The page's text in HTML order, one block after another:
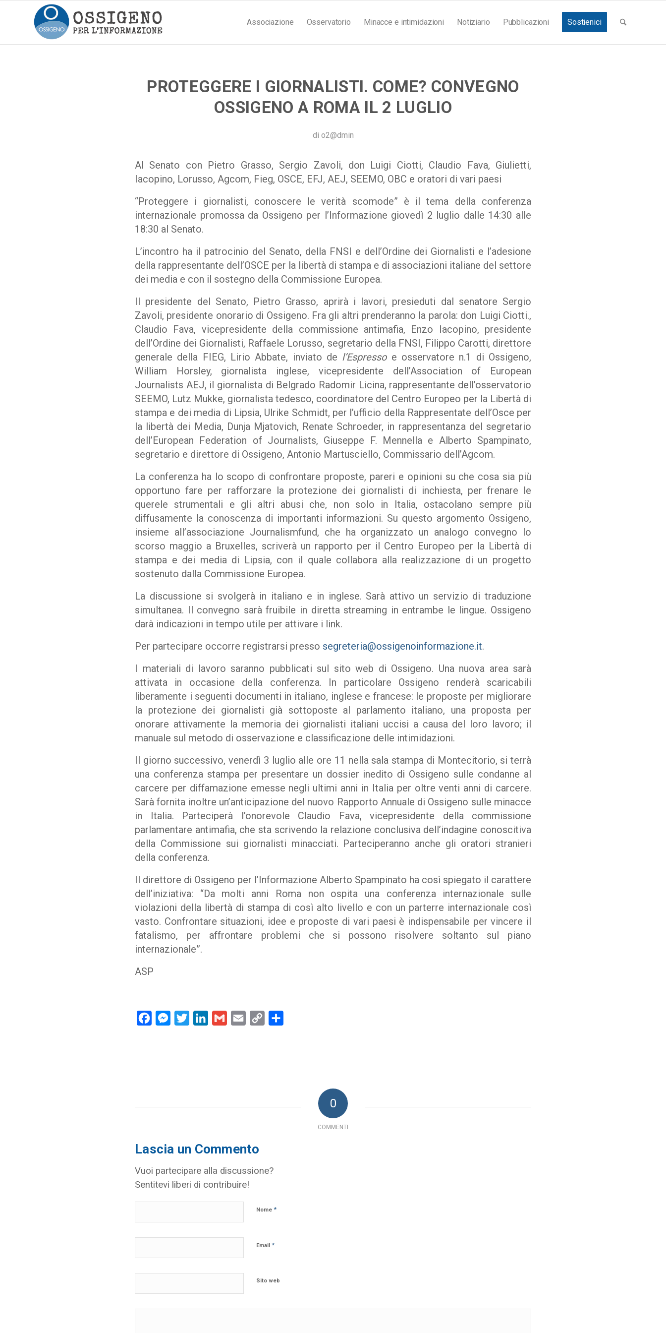
Associazione Osservatorio Minacce e intimidazioni Notiziario Pubblicazioni Sostienici
PROTEGGERE I GIORNALISTI. COME? CONVEGNO
OSSIGENO A ROMA IL 2 LUGLIO
di o2@dmin
Al Senato con Pietro Grasso, Sergio Zavoli, don Luigi Ciotti, Claudio Fava, Giulietti,
Iacopino, Lorusso, Agcom, Fieg, OSCE, EFJ, AEJ, SEEMO, OBC e oratori di vari paesi
“Proteggere i giornalisti, conoscere le verità scomode” è il tema della conferenza
internazionale promossa da Ossigeno per l’Informazione giovedì 2 luglio dalle 14:30 alle
18:30 al Senato.
L’incontro ha il patrocinio del Senato, della FNSI e dell’Ordine dei Giornalisti e l’adesione
della rappresentante dell’OSCE per la libertà di stampa e di associazioni italiane del settore
dei media e con il sostegno della Commissione Europea.
Il presidente del Senato, Pietro Grasso, aprirà i lavori, presieduti dal senatore Sergio
Zavoli, presidente onorario di Ossigeno. Fra gli altri prenderanno la parola: don Luigi Ciotti.,
Claudio Fava, vicepresidente della commissione antimafia, Enzo Iacopino, presidente
dell’Ordine dei Giornalisti, Raffaele Lorusso, segretario della FNSI, Filippo Carotti, direttore
generale della FIEG, Lirio Abbate, inviato de l’Espressoe osservatore n.1 di Ossigeno,
William Horsley, giornalista inglese, vicepresidente dell’Association of European
Journalists AEJ, il giornalista di Belgrado Radomir Licina, rappresentante dell’osservatorio
SEEMO, Lutz Mukke, giornalista tedesco, coordinatore del Centro Europeo per la Libertà di
stampa e dei media di Lipsia, Ulrike Schmidt, per l’ufficio della Rappresentate dell’Osce per
la libertà dei Media, Dunja Mjatovich, Renate Schroeder, in rappresentanza del segretario
dell’European Federation of Journalists, Giuseppe F. Mennella e Alberto Spampinato,
segretario e direttore di Ossigeno, Antonio Martusciello, Commissario dell’Agcom.
La conferenza ha lo scopo di confrontare proposte, pareri e opinioni su che cosa sia più
opportuno fare per rafforzare la protezione dei giornalisti di inchiesta, per frenare le
querele strumentali e gli altri abusi che, non solo in Italia, ostacolano sempre più
diffusamente la conoscenza di importanti informazioni. Su questo argomento Ossigeno,
insieme all’associazione Journalismfund, che ha organizzato un analogo convegno lo
scorso maggio a Bruxelles, scriverà un rapporto per il Centro Europeo per la Libertà di
stampa e dei media di Lipsia, con il quale collabora alla realizzazione di un progetto
sostenuto dalla Commissione Europea.
La discussione si svolgerà in italiano e in inglese. Sarà attivo un servizio di traduzione
simultanea. Il convegno sarà fruibile in diretta streaming in entrambe le lingue. Ossigeno
darà indicazioni in tempo utile per attivare i link.
Per partecipare occorre registrarsi presso segreteria@ossigenoinformazione.it.
I materiali di lavoro saranno pubblicati sul sito web di Ossigeno. Una nuova area sarà
attivata in occasione della conferenza. In particolare Ossigeno renderà scaricabili
liberamente i seguenti documenti in italiano, inglese e francese: le proposte per migliorare
la protezione dei giornalisti già sottoposte al parlamento italiano, una proposta per
onorare attivamente la memoria dei giornalisti italiani uccisi a causa del loro lavoro; il
manuale sul metodo di osservazione e classificazione delle intimidazioni.
Il giorno successivo, venerdì 3 luglio alle ore 11 nella sala stampa di Montecitorio, si terrà
una conferenza stampa per presentare un dossier inedito di Ossigeno sulle condanne al
carcere per diffamazione emesse negli ultimi anni in Italia per oltre venti anni di carcere.
Sarà fornita inoltre un’anticipazione del nuovo Rapporto Annuale di Ossigeno sulle minacce
in Italia. Parteciperà l’onorevole Claudio Fava, vicepresidente della commissione
parlamentare antimafia, che sta scrivendo la relazione conclusiva dell’indagine conoscitiva
della Commissione sui giornalisti minacciati. Parteciperanno anche gli oratori stranieri
della conferenza.
Il direttore di Ossigeno per l’Informazione Alberto Spampinato ha così spiegato il carattere
dell’iniziativa: “Da molti anni Roma non ospita una conferenza internazionale sulle
violazioni della libertà di stampa di così alto livello e con un parterre internazionale così
vasto. Confrontare situazioni, idee e proposte di vari paesi è indispensabile per vincere il
fatalismo, per affrontare problemi che si possono risolvere soltanto sul piano
internazionale”.
ASP
FacebookMessenger
Twitter LinkedInGmail Email
Copy
0
COMMENTI
Lascia un Commento
Vuoi partecipare alla discussione?
Sentitevi liberi di contribuire!
Nome *
Email *
Sito web